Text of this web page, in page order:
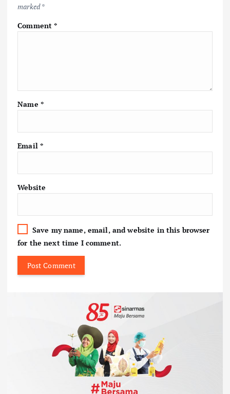
marked*
Comment*
Name *
Email *
Website
Save my name, email, and website in this browser
for the next time I comment.